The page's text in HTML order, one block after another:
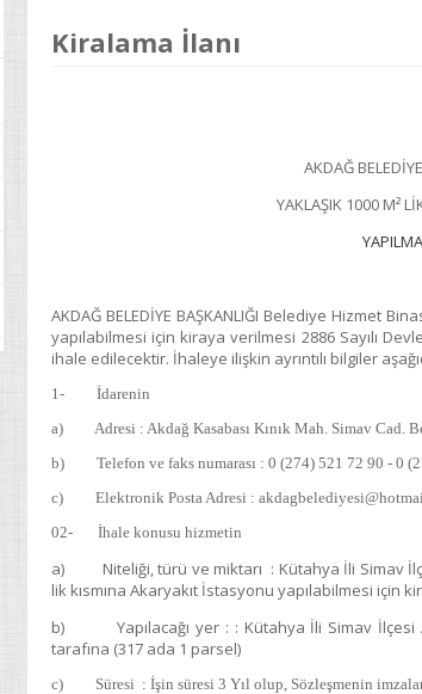
Kiralama İlanı
AKDAĞ
YAKLAŞIK 1000 M²
AKDAĞ BELEDİYE BAŞKANLIĞI Belediye Hizmet
yapılabilmesi için kiraya verilmesi 2886 Sayılı
ihale edilecektir. İhaleye ilişkin ayrıntılı bilgiler
1- İdarenin
a) Adresi : Akdağ Kasabası Kınık Mah. Simav Cad.
b) Telefon ve faks numarası : 0 (274) 521 72 90 - 0
c) Elektronik Posta Adresi :
02- İhale konusu hizmetin
a) Niteliği, türü ve miktarı : Kütahya İli Simav
lik kısmına Akaryakıt İstasyonu yapılabilmesi için
b) Yapılacağı yer : : Kütahya İli Simav İlçesi
tarafına (317 ada 1 parsel)
c) Süresi : İşin süresi 3 Yıl olup, Sözleşmenin